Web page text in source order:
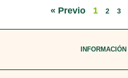
« Previo 1 2 3
INFORMACIÓN